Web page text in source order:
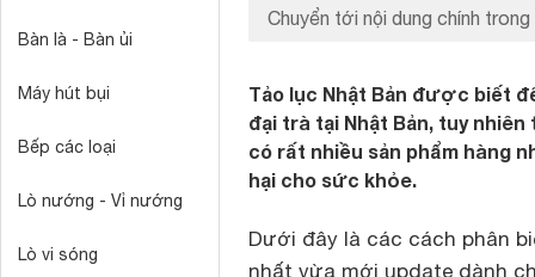
Bàn là - Bàn ủi
Máy hút bụi
Bếp các loại
Lò nướng - Vỉ nướng
Lò vi sóng
Chuyển tới nội dung chính trong
Tảo lục Nhật Bản được biết
đại trà tại Nhật Bản, tuy nhiên
có rất nhiều sản phẩm hàng
hại cho sức khỏe.
Dưới đây là các cách phân
nhất vừa mới update dành